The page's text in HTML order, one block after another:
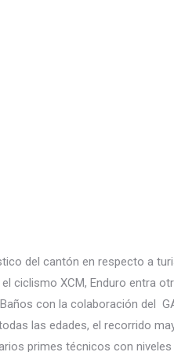
del cantón en respecto a
ciclismo XCM, Enduro entra
con la colaboración del
las edades, el recorrido
primes técnicos con